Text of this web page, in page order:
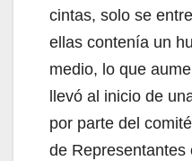
cintas, solo se
ellas contenía un
medio, lo que
llevó al inicio de
por parte del
de Representantes